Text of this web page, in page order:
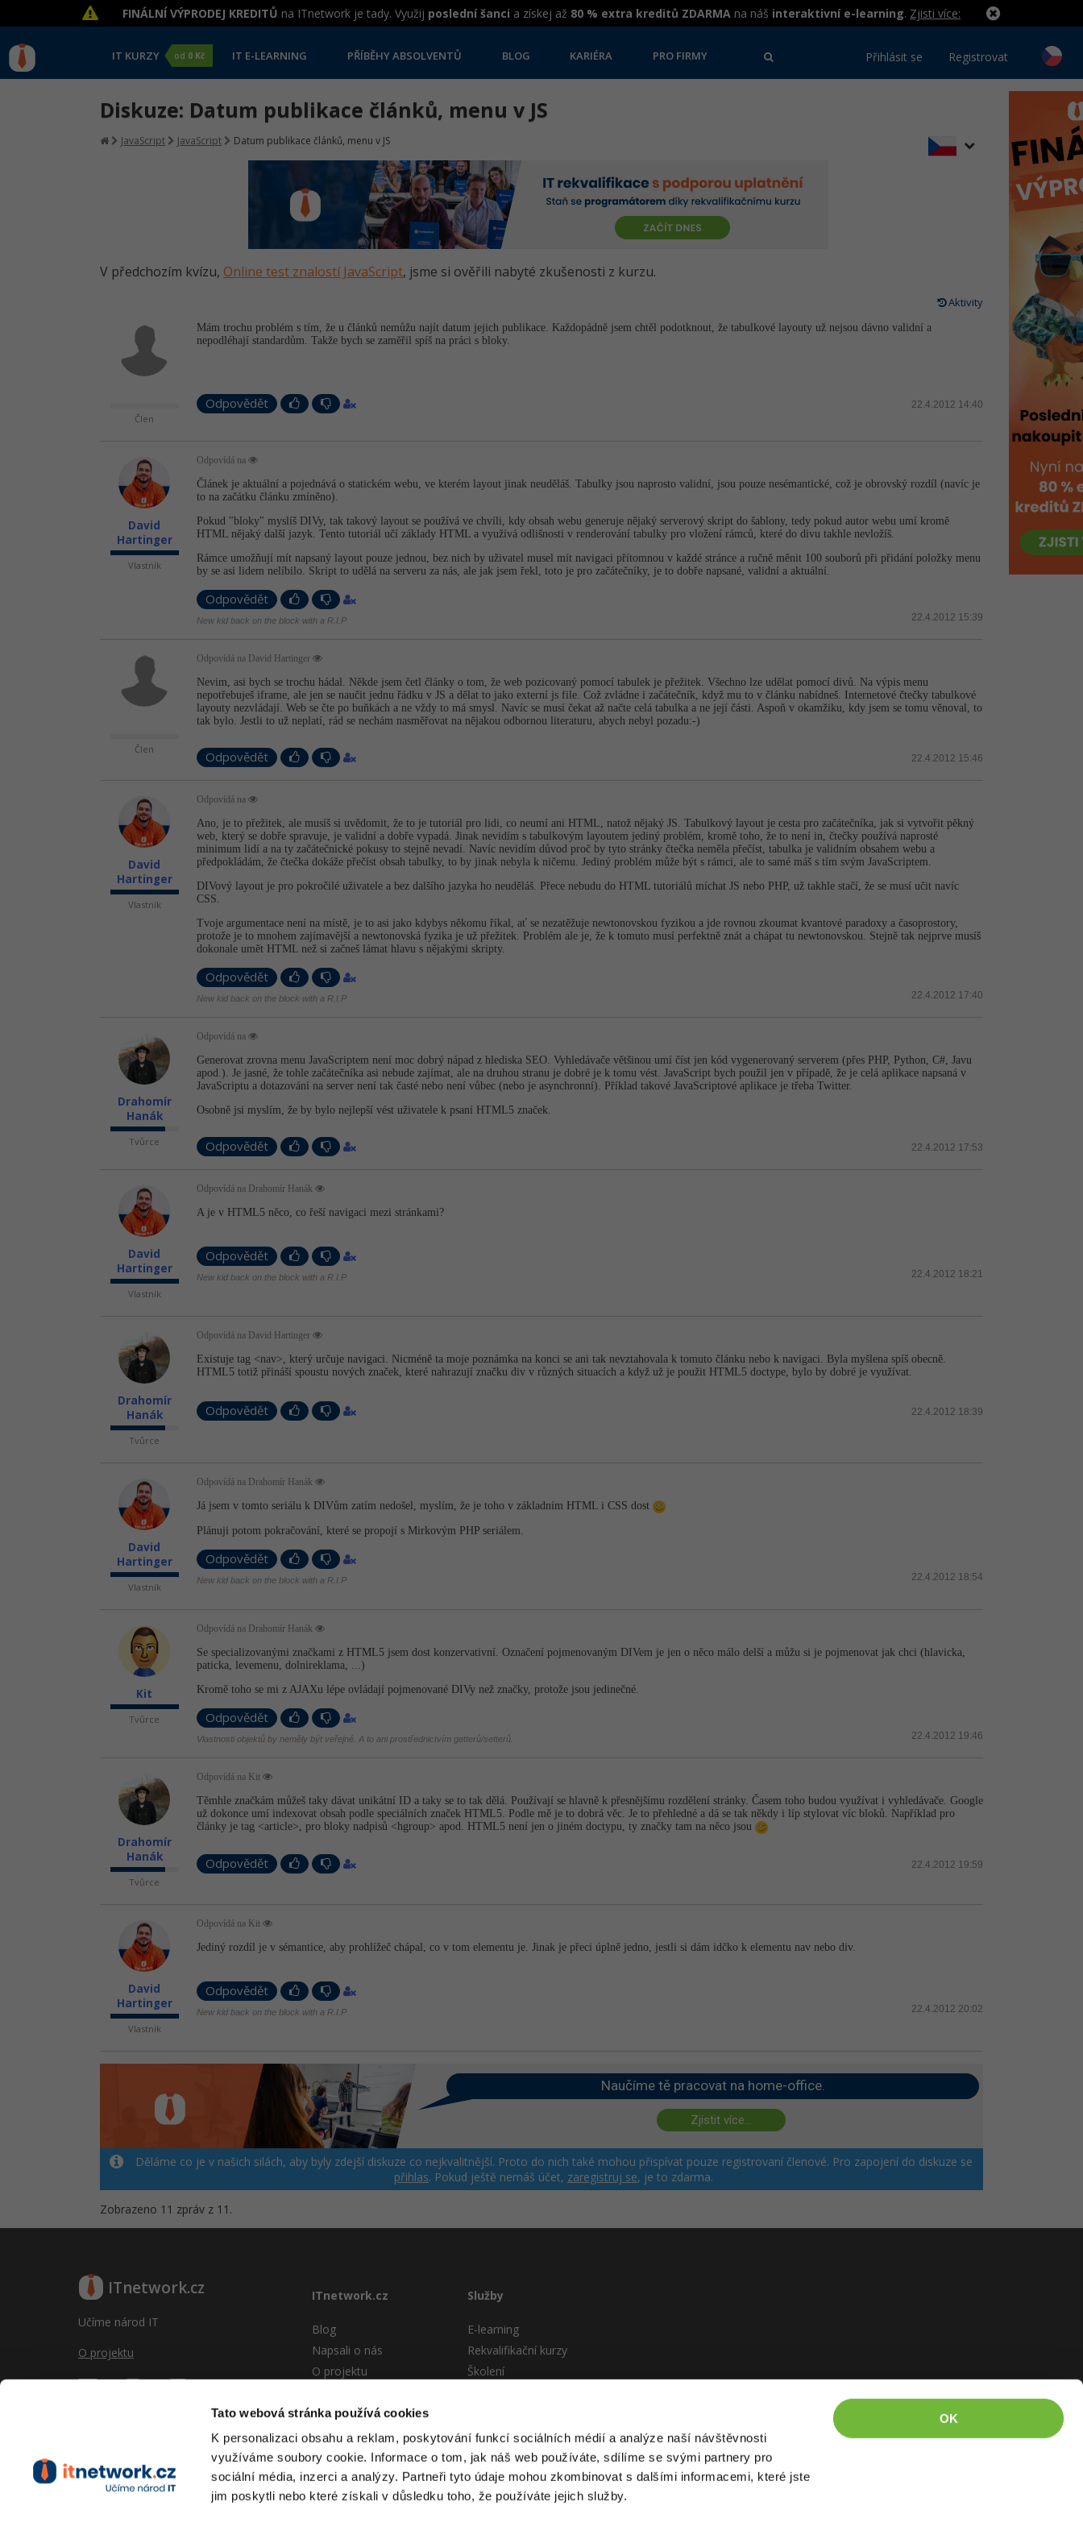
Tato webová stránka používá cookies
K personalizaci obsahu a reklam, poskytování funkcí sociálních médií a analýze naší návštěvnosti
využíváme soubory cookie. Informace o tom, jak náš web používáte, sdílíme se svými partnery pro
sociální média, inzerci a analýzy. Partneři tyto údaje mohou zkombinovat s dalšími informacemi, které jste
jim poskytli nebo které získali v důsledku toho, že používáte jejich služby.
OK
FINÁLNÍ VÝPRODEJ KREDITŮ na ITnetwork je tady. Využij poslední šanci a získej až 80 % extra kreditů ZDARMA na náš interaktivní e-learning. Zjisti více:
IT KURZY od 0 Kč IT E-LEARNING PŘÍBĚHY ABSOLVENTŮ BLOG KARIÉRA PRO FIRMY Přihlásit se Registrovat
Diskuze: Datum publikace článků, menu v JS
JavaScript JavaScript Datum publikace článků, menu v JS
V předchozím kvízu, Online test znalostí JavaScript, jsme si ověřili nabyté zkušenosti z kurzu.
Aktivity
Člen
Mám trochu problém s tím, že u článků nemůžu najít datum jejich publikace. Každopádně jsem chtěl podotknout, že tabulkové layouty už nejsou dávno validní a
nepodléhají standardům. Takže bych se zaměřil spíš na práci s bloky.
Odpovědět 22.4.2012 14:40
David
Hartinger
Vlastník
Odpovídá na
Článek je aktuální a pojednává o statickém webu, ve kterém layout jinak neuděláš. Tabulky jsou naprosto validní, jsou pouze nesémantické, což je obrovský rozdíl (navíc je
to na začátku článku zmíněno).
Pokud "bloky" myslíš DIVy, tak takový layout se používá ve chvíli, kdy obsah webu generuje nějaký serverový skript do šablony, tedy pokud autor webu umí kromě
HTML nějaký další jazyk. Tento tutoriál učí základy HTML a využívá odlišnosti v renderování tabulky pro vložení rámců, které do divu takhle nevložíš.
Rámce umožňují mít napsaný layout pouze jednou, bez nich by uživatel musel mít navigaci přítomnou v každé stránce a ručně měnit 100 souborů při přidání položky menu
by se asi lidem nelíbilo. Skript to udělá na serveru za nás, ale jak jsem řekl, toto je pro začátečníky, je to dobře napsané, validní a aktuální.
Odpovědět
22.4.2012 15:39
New kid back on the block with a R.I.P
Člen
Odpovídá na David Hartinger
Nevim, asi bych se trochu hádal. Někde jsem četl články o tom, že web pozicovaný pomocí tabulek je přežitek. Všechno lze udělat pomocí divů. Na výpis menu
nepotřebuješ iframe, ale jen se naučit jednu řádku v JS a dělat to jako externí js file. Což zvládne i začátečník, když mu to v článku nabídneš. Internetové čtečky tabulkové
layouty nezvládají. Web se čte po buňkách a ne vždy to má smysl. Navíc se musí čekat až načte celá tabulka a ne její části. Aspoň v okamžiku, kdy jsem se tomu věnoval, to
tak bylo. Jestli to už neplatí, rád se nechám nasměřovat na nějakou odbornou literaturu, abych nebyl pozadu:-)
Odpovědět 22.4.2012 15:46
David
Hartinger
Vlastník
Odpovídá na
Ano, je to přežitek, ale musíš si uvědomit, že to je tutoriál pro lidi, co neumí ani HTML, natož nějaký JS. Tabulkový layout je cesta pro začátečníka, jak si vytvořit pěkný
web, který se dobře spravuje, je validní a dobře vypadá. Jinak nevidím s tabulkovým layoutem jediný problém, kromě toho, že to není in, čtečky používá naprosté
minimum lidí a na ty začátečnické pokusy to stejně nevadí. Navíc nevidím důvod proč by tyto stránky čtečka neměla přečíst, tabulka je validním obsahem webu a
předpokládám, že čtečka dokáže přečíst obsah tabulky, to by jinak nebyla k ničemu. Jediný problém může být s rámci, ale to samé máš s tím svým JavaScriptem.
DIVový layout je pro pokročilé uživatele a bez dalšího jazyka ho neuděláš. Přece nebudu do HTML tutoriálů míchat JS nebo PHP, už takhle stačí, že se musí učit navíc
CSS.
Tvoje argumentace není na místě, je to asi jako kdybys někomu říkal, ať se nezatěžuje newtonovskou fyzikou a jde rovnou zkoumat kvantové paradoxy a časoprostory,
protože je to mnohem zajímavější a newtonovská fyzika je už přežitek. Problém ale je, že k tomuto musí perfektně znát a chápat tu newtonovskou. Stejně tak nejprve musíš
dokonale umět HTML než si začneš lámat hlavu s nějakými skripty.
Odpovědět
22.4.2012 17:40
New kid back on the block with a R.I.P
Drahomír
Hanák
Tvůrce
Odpovídá na
Generovat zrovna menu JavaScriptem není moc dobrý nápad z hlediska SEO. Vyhledávače většinou umí číst jen kód vygenerovaný serverem (přes PHP, Python, C#, Javu
apod.). Je jasné, že tohle začátečníka asi nebude zajímat, ale na druhou stranu je dobré je k tomu vést. JavaScript bych použil jen v případě, že je celá aplikace napsaná v
JavaScriptu a dotazování na server není tak časté nebo není vůbec (nebo je asynchronní). Příklad takové JavaScriptové aplikace je třeba Twitter.
Osobně jsi myslím, že by bylo nejlepší vést uživatele k psaní HTML5 značek.
Odpovědět 22.4.2012 17:53
David
Hartinger
Vlastník
Odpovídá na Drahomír Hanák
A je v HTML5 něco, co řeší navigaci mezi stránkami?
Odpovědět
22.4.2012 18:21
New kid back on the block with a R.I.P
Drahomír
Hanák
Tvůrce
Odpovídá na David Hartinger
Existuje tag <nav>, který určuje navigaci. Nicméně ta moje poznámka na konci se ani tak nevztahovala k tomuto článku nebo k navigaci. Byla myšlena spíš obecně.
HTML5 totiž přináší spoustu nových značek, které nahrazují značku div v různých situacích a když už je použit HTML5 doctype, bylo by dobré je využívat.
Odpovědět 22.4.2012 18:39
David
Hartinger
Vlastník
Odpovídá na Drahomír Hanák
Já jsem v tomto seriálu k DIVům zatím nedošel, myslím, že je toho v základním HTML i CSS dost
Plánuji potom pokračování, které se propojí s Mirkovým PHP seriálem.
Odpovědět
22.4.2012 18:54
New kid back on the block with a R.I.P
Kit
Tvůrce
Odpovídá na Drahomír Hanák
Se specializovanými značkami z HTML5 jsem dost konzervativní. Označení pojmenovaným DIVem je jen o něco málo delší a můžu si je pojmenovat jak chci (hlavicka,
paticka, levemenu, dolnireklama, ...)
Kromě toho se mi z AJAXu lépe ovládají pojmenované DIVy než značky, protože jsou jedinečné.
Odpovědět
22.4.2012 19:46
Vlastnosti objektů by neměly být veřejné. A to ani prostřednictvím getterů/setterů.
Drahomír
Hanák
Tvůrce
Odpovídá na Kit
Těmhle značkám můžeš taky dávat unikátní ID a taky se to tak dělá. Používají se hlavně k přesnějšímu rozdělení stránky. Časem toho budou využívat i vyhledávače. Google
už dokonce umí indexovat obsah podle speciálních značek HTML5. Podle mě je to dobrá věc. Je to přehledné a dá se tak někdy i líp stylovat víc bloků. Například pro
články je tag <article>, pro bloky nadpisů <hgroup> apod. HTML5 není jen o jiném doctypu, ty značky tam na něco jsou
Odpovědět 22.4.2012 19:59
David
Hartinger
Vlastník
Odpovídá na Kit
Jediný rozdíl je v sémantice, aby prohlížeč chápal, co v tom elementu je. Jinak je přeci úplně jedno, jestli si dám idčko k elementu nav nebo div.
Odpovědět
22.4.2012 20:02
New kid back on the block with a R.I.P
Naučíme tě pracovat na home-office.
Zjistit více...
Děláme co je v našich silách, aby byly zdejší diskuze co nejkvalitnější. Proto do nich také mohou přispívat pouze registrovaní členové. Pro zapojení do diskuze se
přihlas. Pokud ještě nemáš účet, zaregistruj se, je to zdarma.
Zobrazeno 11 zpráv z 11.
ITnetwork.cz
Učíme národ IT
O projektu
ITnetwork.cz
Blog
Napsali o nás
O projektu
Vývoj systému
Provozní podmínky
RSS
Kontakt
Služby
E-learning
Rekvalifikační kurzy
Školení